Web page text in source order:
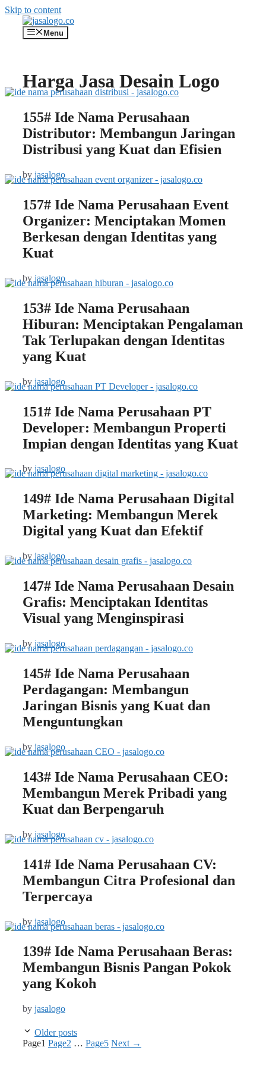
Skip to content
Menu
Harga Jasa Desain Logo
155# Ide Nama Perusahaan
Distributor: Membangun Jaringan
Distribusi yang Kuat dan Efisien
by jasalogo
157# Ide Nama Perusahaan Event
Organizer: Menciptakan Momen
Berkesan dengan Identitas yang
Kuat
by jasalogo
153# Ide Nama Perusahaan
Hiburan: Menciptakan Pengalaman
Tak Terlupakan dengan Identitas
yang Kuat
by jasalogo
151# Ide Nama Perusahaan PT
Developer: Membangun Properti
Impian dengan Identitas yang Kuat
by jasalogo
149# Ide Nama Perusahaan Digital
Marketing: Membangun Merek
Digital yang Kuat dan Efektif
by jasalogo
147# Ide Nama Perusahaan Desain
Grafis: Menciptakan Identitas
Visual yang Menginspirasi
by jasalogo
145# Ide Nama Perusahaan
Perdagangan: Membangun
Jaringan Bisnis yang Kuat dan
Menguntungkan
by jasalogo
143# Ide Nama Perusahaan CEO:
Membangun Merek Pribadi yang
Kuat dan Berpengaruh
by jasalogo
141# Ide Nama Perusahaan CV:
Membangun Citra Profesional dan
Terpercaya
by jasalogo
139# Ide Nama Perusahaan Beras:
Membangun Bisnis Pangan Pokok
yang Kokoh
by jasalogo
Older posts
Page1 Page2 … Page5 Next →